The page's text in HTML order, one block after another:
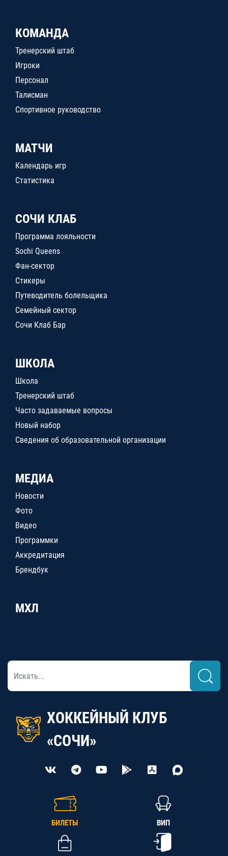
КОМАНДА
Тренерский штаб
Игроки
Персонал
Талисман
Спортивное руководство
МАТЧИ
Календарь игр
Статистика
СОЧИ КЛАБ
Программа лояльности
Sochi Queens
Фан-сектор
Стикеры
Путеводитель болельщика
Семейный сектор
Сочи Клаб Бар
ШКОЛА
Школа
Тренерский штаб
Часто задаваемые вопросы
Новый набор
Сведения об образовательной организации
МЕДИА
Новости
Фото
Видео
Программки
Аккредитация
Брендбук
МХЛ
ХОККЕЙНЫЙ КЛУБ
«СОЧИ»
БИЛЕТЫ ВИП